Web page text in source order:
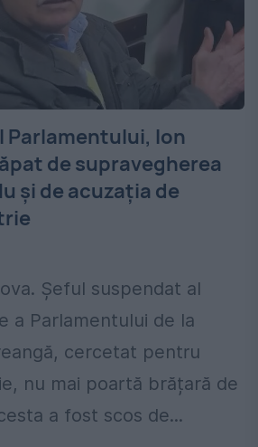
Parlamentului, Ion
de supravegherea
şi de acuzaţia de
Șeful suspendat al
a Parlamentului de la
cercetat pentru
nu mai poartă brățară de
a fost scos de...